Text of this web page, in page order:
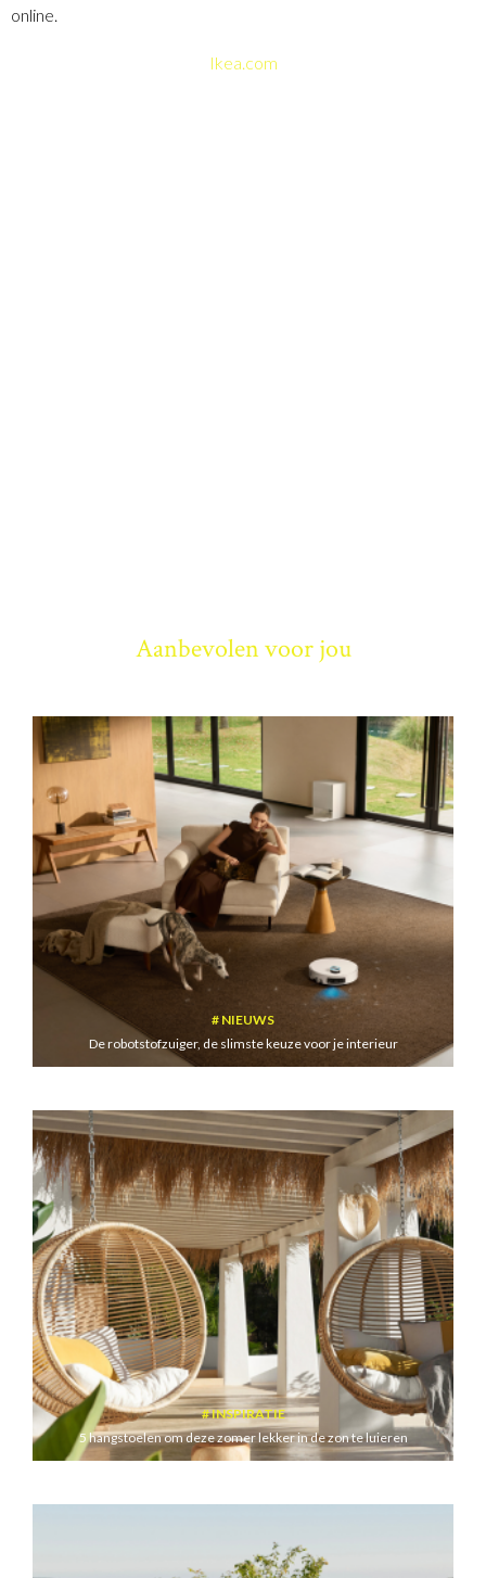
online.
Ikea.com
Aanbevolen voor jou
NIEUWS
De robotstofzuiger, de slimste keuze voor je interieur
INSPIRATIE
5 hangstoelen om deze zomer lekker in de zon te luieren